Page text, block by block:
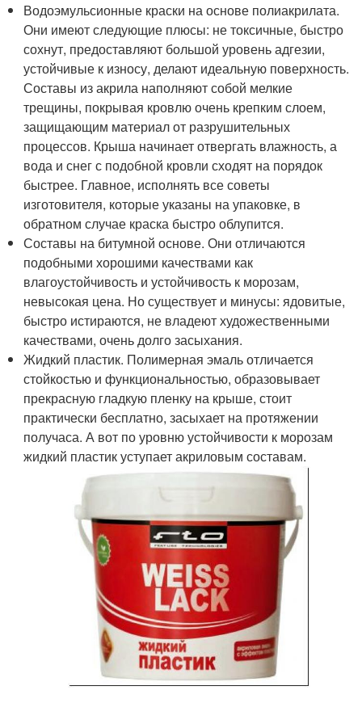
Водоэмульсионные краски на основе полиакрилата.
Они имеют следующие плюсы: не токсичные, быстро
сохнут, предоставляют большой уровень адгезии,
устойчивые к износу, делают идеальную поверхность.
Составы из акрила наполняют собой мелкие
трещины, покрывая кровлю очень крепким слоем,
защищающим материал от разрушительных
процессов. Крыша начинает отвергать влажность, а
вода и снег с подобной кровли сходят на порядок
быстрее. Главное, исполнять все советы
изготовителя, которые указаны на упаковке, в
обратном случае краска быстро облупится.
Составы на битумной основе. Они отличаются
подобными хорошими качествами как
влагоустойчивость и устойчивость к морозам,
невысокая цена. Но существует и минусы: ядовитые,
быстро истираются, не владеют художественными
качествами, очень долго засыхания.
Жидкий пластик. Полимерная эмаль отличается
стойкостью и функциональностью, образовывает
прекрасную гладкую пленку на крыше, стоит
практически бесплатно, засыхает на протяжении
получаса. А вот по уровню устойчивости к морозам
жидкий пластик уступает акриловым составам.